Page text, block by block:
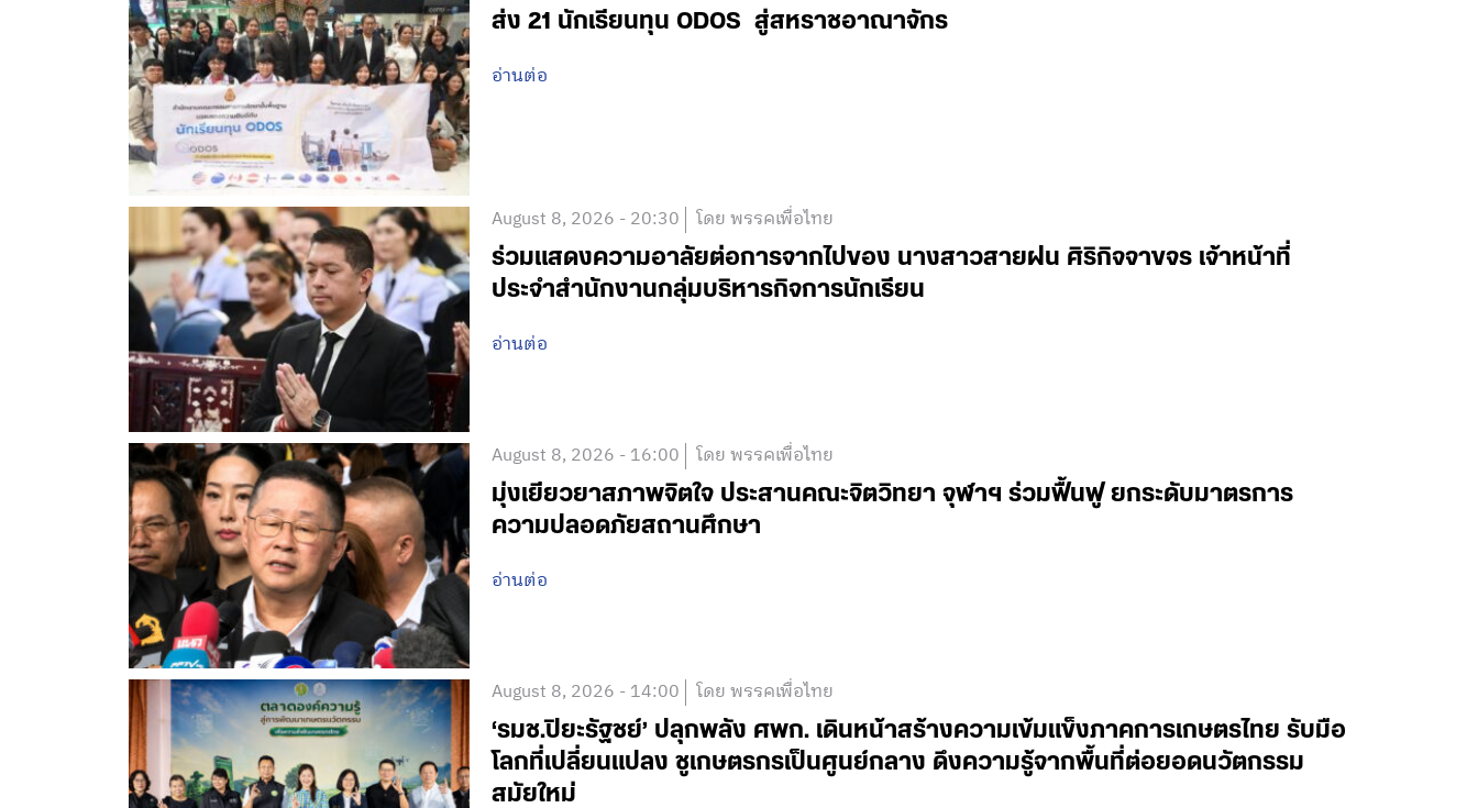
ส่ง 21 นักเรียนทุน ODOS สู่สหราชอาณาจักร
อ่านต่อ
August 8, 2026 - 20:30 โดย พรรคเพื่อไทย
ร่วมแสดงความอาลัยต่อการจากไปของ นางสาวสายฝน ศิริกิจจาขจร เจ้าหน้าที่
ประจำสำนักงานกลุ่มบริหารกิจการนักเรียน
อ่านต่อ
August 8, 2026 - 16:00 โดย พรรคเพื่อไทย
มุ่งเยียวยาสภาพจิตใจ ประสานคณะจิตวิทยา จุฬาฯ ร่วมฟื้นฟู ยกระดับมาตรการ
ความปลอดภัยสถานศึกษา
อ่านต่อ
August 8, 2026 - 14:00 โดย พรรคเพื่อไทย
‘รมช.ปิยะรัฐชย์’ ปลุกพลัง ศพก. เดินหน้าสร้างความเข้มแข็งภาคการเกษตรไทย รับมือ
โลกที่เปลี่ยนแปลง ชูเกษตรกรเป็นศูนย์กลาง ดึงความรู้จากพื้นที่ต่อยอดนวัตกรรม
สมัยใหม่